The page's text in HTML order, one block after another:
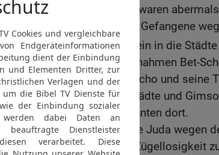
17 Die Edomiter {nämlich} waren
schlugen Juda und führten Gefangene
18 Und die Philister fielen ein in die
des Südens von Juda und nahmen Bet-
Ajalon und Gederot und Socho und seine
Timna und seine Tochterstädte und
Tochterstädte; und sie wohnten dort.
19 Denn der Herr demütigte Juda wegen
von Israel, weil er in Juda Zügellosigkeit